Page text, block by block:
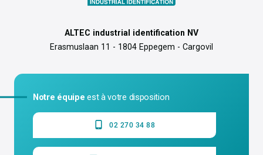
ALTEC industrial identification NV
Erasmuslaan 11 - 1804 Eppegem - Cargovil
Notre équipe est à votre disposition
02 270 34 88